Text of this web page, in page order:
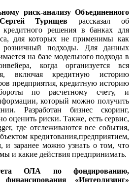
риск-анализу Объединенного
Турищев рассказал об
кредитного решения в банках для
для которых не применимы как
подходы. Для данных
на базе модельного подхода в
когда организуется вся
включая кредитную историю
предприятия, кредитную историю
по расчетному счету, и
который можно получить
Разработан бизнес скоринг,
оценить риски. Также, есть сервис,
где отслеживаются все события,
кредитования,предприятием,
и заранее можно узнать о том, что
и какие действия предпринимать.
ОЛА по фондированию,
«Интерлизинг»